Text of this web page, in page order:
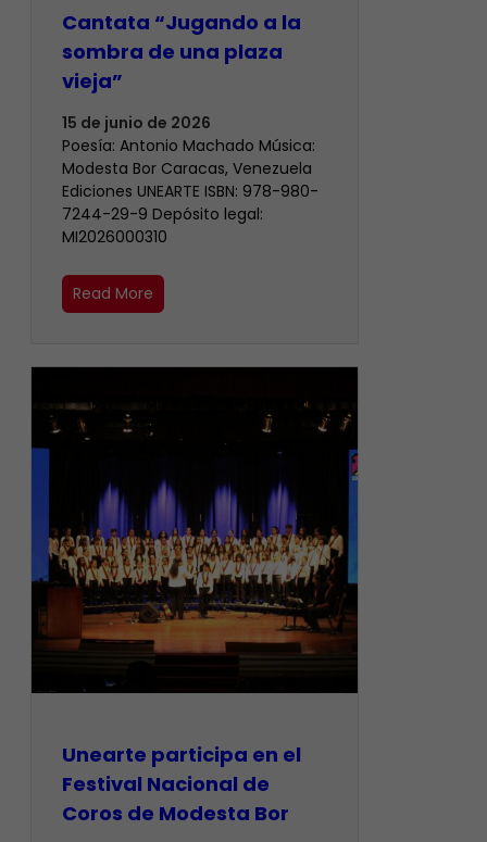
Cantata “Jugando a la
sombra de una plaza
vieja”
15 de junio de 2026
Poesía: Antonio Machado Música:
Modesta Bor Caracas, Venezuela
Ediciones UNEARTE ISBN: 978-980-
7244-29-9 Depósito legal:
MI2026000310
Read More
Unearte participa en el
Festival Nacional de
Coros de Modesta Bor